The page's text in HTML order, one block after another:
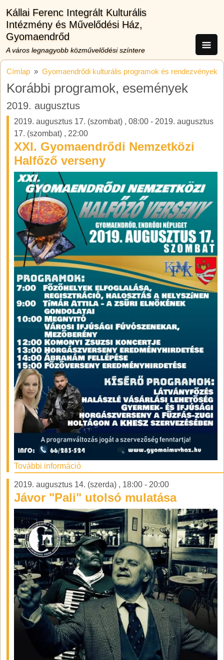
Kállai Ferenc Integrált Kulturális
Intézmény és Művelődési Ház,
Gyomaendrőd
A város legnagyobb közművelődési színtere
Címlap Gyomaendrődi kulturális programok és rendezvények
Korábbi programok, események
2019. augusztus
2019. augusztus 17. (szombat) , 08:00 - 2019. augusztus
17. (szombat) , 22:00
XXI. Gyomaendrődi Nemzetközi
Halfőző verseny
További információ
2019. augusztus 14. (szerda) , 18:00 - 20:00
Jávor "Pali" utolsó mulatása